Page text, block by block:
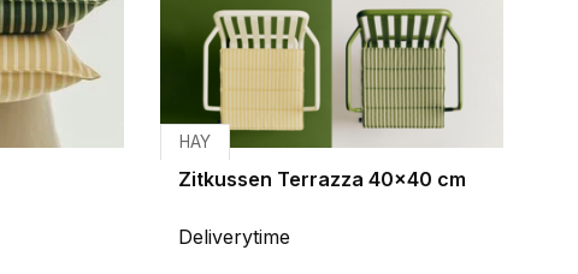
HAY
Zitkussen Terrazza 40x40 cm
Deliverytime